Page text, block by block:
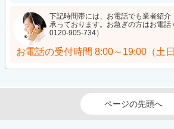
下記時間帯には、お電話でも業者紹介
承っております。お急ぎの方はお電話
0120-905-734）
お電話の受付時間 8:00～19:00（土
ページの先頭へ